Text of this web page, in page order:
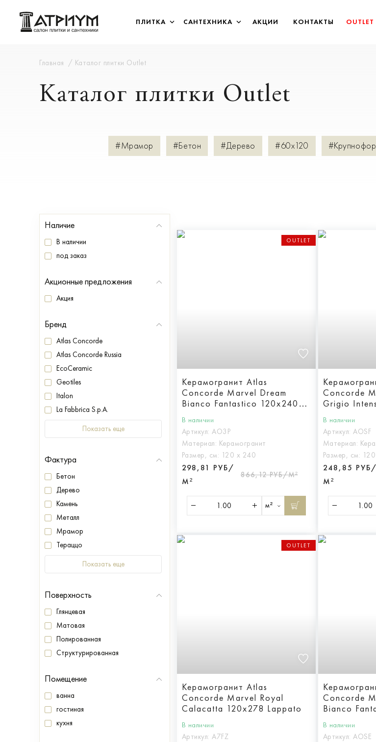
ПЛИТКА САНТЕХНИКА АКЦИИ КОНТАКТЫ OUTLET
Главная Каталог плитки Outlet
Каталог плитки Outlet
#Мрамор #Бетон #Дерево #60х120
Наличие
В наличии
под заказ
Акционные предложения
Акция
Бренд
Atlas Concorde
Atlas Concorde Russia
EcoCeramic
Geotiles
Italon
La Fabbrica S.p.A.
Показать еще
Фактура
Бетон
Дерево
Камень
Металл
Мрамор
Тераццо
Показать еще
Поверхность
Глянцевая
Матовая
Полированная
Структурированная
Помещение
ванна
гостиная
кухня
OUTLET
Керамогранит Atlas
Concorde Marvel Dream
Bianco Fantastico 120x240
В наличии
Артикул: AO3P
Материал: Керамогранит
Размер, см: 120 х 240
298,81 РУБ/
М²
866,12 РУБ/М²
м²
Concorde
Grigio
В наличии
Артикул: AOSF
Материал:
Размер, см:
248,85 РУБ/
М²
OUTLET
Керамогранит Atlas
Concorde Marvel Royal
Calacatta 120x278 Lappato
В наличии
Артикул: A7FZ
Concorde
Bianco
В наличии
Артикул: AOSE